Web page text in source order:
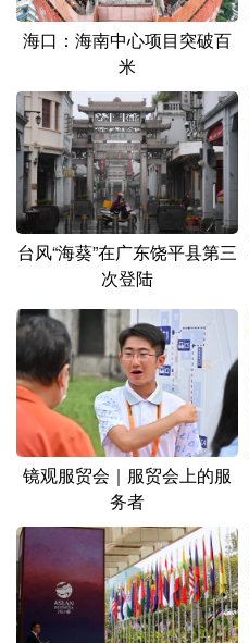
Русский язык
海口：海南中心项目突破百
米
台风“海葵”在广东饶平县第三
次登陆
镜观服贸会｜服贸会上的服
务者